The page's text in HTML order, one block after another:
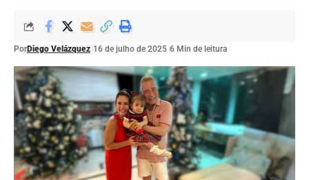
PorDiego Velázquez 16 de julho de 2025 6 Min de leitura